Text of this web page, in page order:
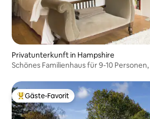
Privatunterkunft in Hampshire
Schönes Familienhaus für 9-10
Beliebter Gäste-Favorit.
Gäste-Favorit